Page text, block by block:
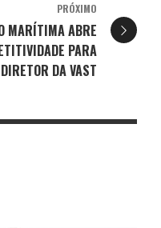
PRÓXIMO
MARÍTIMA ABRE
PARA
DA VAST